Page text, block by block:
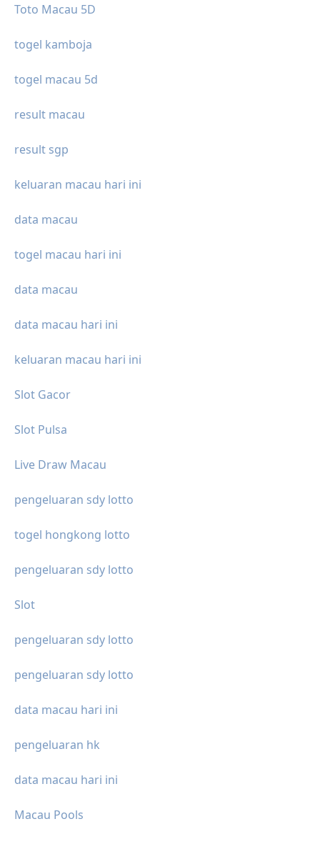
Toto Macau 5D
togel kamboja
togel macau 5d
result macau
result sgp
keluaran macau hari ini
data macau
togel macau hari ini
data macau
data macau hari ini
keluaran macau hari ini
Slot Gacor
Slot Pulsa
Live Draw Macau
pengeluaran sdy lotto
togel hongkong lotto
pengeluaran sdy lotto
Slot
pengeluaran sdy lotto
pengeluaran sdy lotto
data macau hari ini
pengeluaran hk
data macau hari ini
Macau Pools